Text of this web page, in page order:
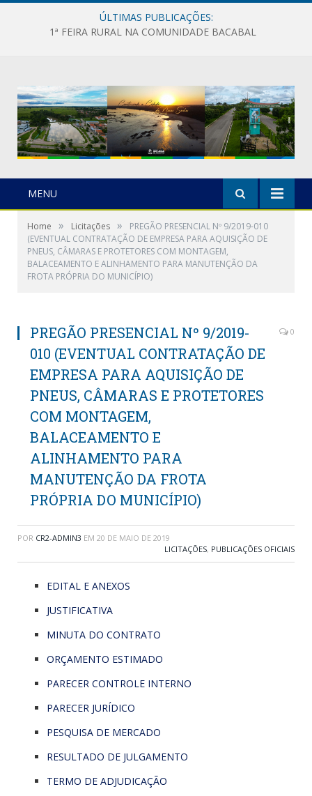
ÚLTIMAS PUBLICAÇÕES:
1ª FEIRA RURAL NA COMUNIDADE BACABAL
MENU
Home » Licitações »
PREGÃO PRESENCIAL Nº 9/2019-010
(EVENTUAL CONTRATAÇÃO DE EMPRESA PARA AQUISIÇÃO DE
PNEUS, CÂMARAS E PROTETORES COM MONTAGEM,
BALACEAMENTO E ALINHAMENTO PARA MANUTENÇÃO DA
FROTA PRÓPRIA DO MUNICÍPIO)
PREGÃO PRESENCIAL Nº 9/2019-
010 (EVENTUAL CONTRATAÇÃO DE
EMPRESA PARA AQUISIÇÃO DE
PNEUS, CÂMARAS E PROTETORES
COM MONTAGEM,
BALACEAMENTO E
ALINHAMENTO PARA
MANUTENÇÃO DA FROTA
PRÓPRIA DO MUNICÍPIO)
0
POR CR2-ADMIN3 EM 20 DE MAIO DE 2019
LICITAÇÕES, PUBLICAÇÕES OFICIAIS
EDITAL E ANEXOS
JUSTIFICATIVA
MINUTA DO CONTRATO
ORÇAMENTO ESTIMADO
PARECER CONTROLE INTERNO
PARECER JURÍDICO
PESQUISA DE MERCADO
RESULTADO DE JULGAMENTO
TERMO DE ADJUDICAÇÃO